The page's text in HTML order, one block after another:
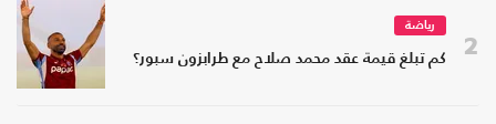
2
رياضة
كم تبلغ قيمة عقد محمد صلاح مع طرابزون سبور؟